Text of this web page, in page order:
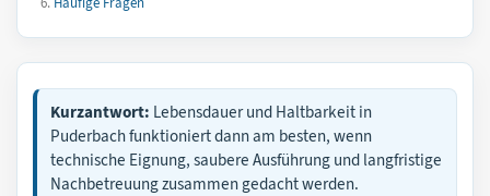
Kurzantwort: Lebensdauer und Haltbarkeit in
Puderbach funktioniert dann am besten, wenn
technische Eignung, saubere Ausführung und langfristige
Nachbetreuung zusammen gedacht werden.